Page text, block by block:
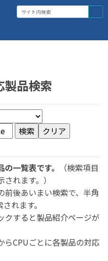
製品検索
一覧表です。
（検索項目
れます。）
前後あいまい検索で、半角
れます。
クすると製品紹介ページが
らCPUごとに各製品の対応